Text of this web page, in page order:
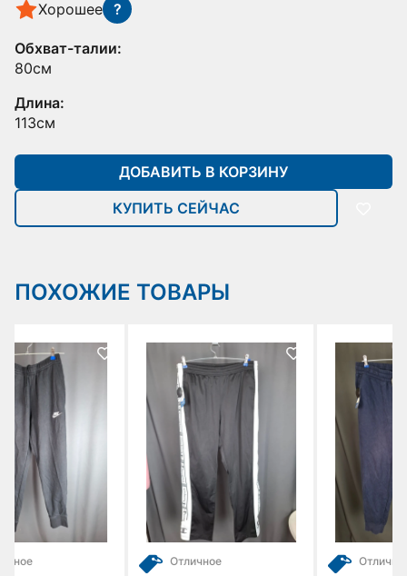
Хорошее ?
Обхват-талии:
80см
Длина:
113см
ДОБАВИТЬ В КОРЗИНУ
КУПИТЬ СЕЙЧАС
ПОХОЖИЕ ТОВАРЫ
Отличное Отличное